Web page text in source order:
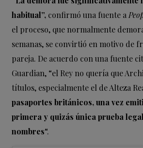
habitual”, confirmó una fuente a
el proceso, que normalmente
semanas, se convirtió en motivo de
pareja. De acuerdo con una fuente
Guardian, “el Rey no quería que
títulos, especialmente el de Alteza
pasaportes británicos, una vez
primera y quizás única prueba
nombres“.